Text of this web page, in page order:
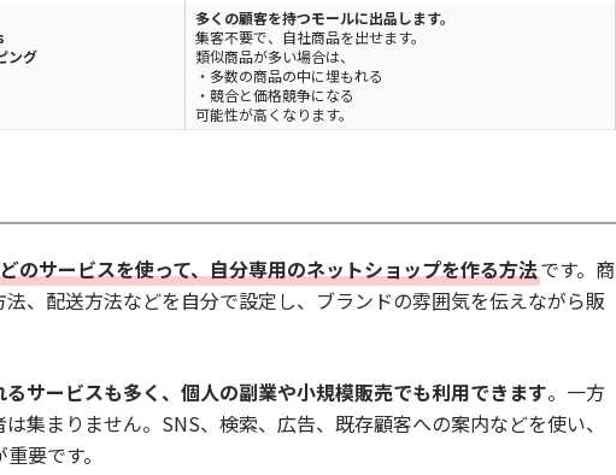
るメリット
きる
る
る際の注意点
なる
になる
残りにくい
決めておく
ング
多くの顧客を持つモールに出品します。
集客不要で、自社商品を出せます。
類似商品が多い場合は、
・多数の商品の中に埋もれる
・競合と価格競争になる
可能性が高くなります。
のサービスを使って、自分専用のネットショップを作る方法です。商
、配送方法などを自分で設定し、ブランドの雰囲気を伝えながら販
サービスも多く、個人の副業や小規模販売でも利用できます。一方
集まりません。SNS、検索、広告、既存顧客への案内などを使い、
要です。